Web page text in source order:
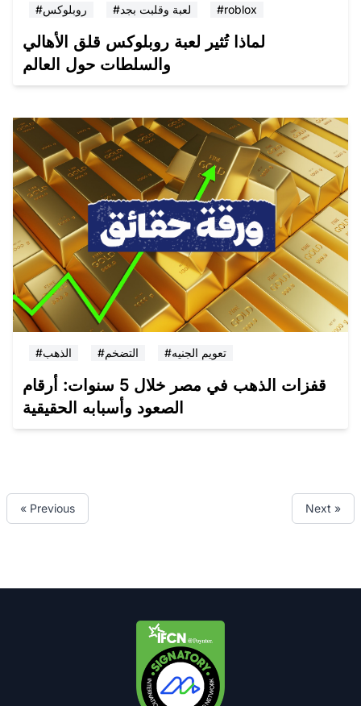
#روبلوكس #لعبة وقلبت بجد #roblox
لماذا تُثير لعبة روبلوكس قلق الأهالي
والسلطات حول العالم
#الذهب #التضخم #تعويم الجنيه
قفزات الذهب في مصر خلال 5 سنوات: أرقام
الصعود وأسبابه الحقيقية
« Previous Next »